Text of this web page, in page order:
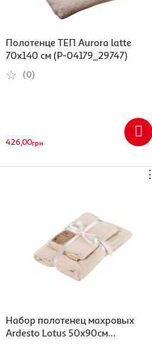
Полотенце ТЕП Aurora latte
70х140 см (Р-04179_29747)
(0)
426,00грн
⋮
Набор полотенец махровых
Ardesto Lotus 50х90см